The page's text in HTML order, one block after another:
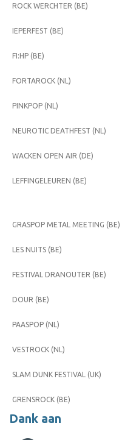
ROCK WERCHTER (BE)
IEPERFEST (BE)
FI:HP (BE)
FORTAROCK (NL)
PINKPOP (NL)
NEUROTIC DEATHFEST (NL)
WACKEN OPEN AIR (DE)
LEFFINGELEUREN (BE)
GRASPOP METAL MEETING (BE)
LES NUITS (BE)
FESTIVAL DRANOUTER (BE)
DOUR (BE)
PAASPOP (NL)
VESTROCK (NL)
SLAM DUNK FESTIVAL (UK)
GRENSROCK (BE)
Dank aan